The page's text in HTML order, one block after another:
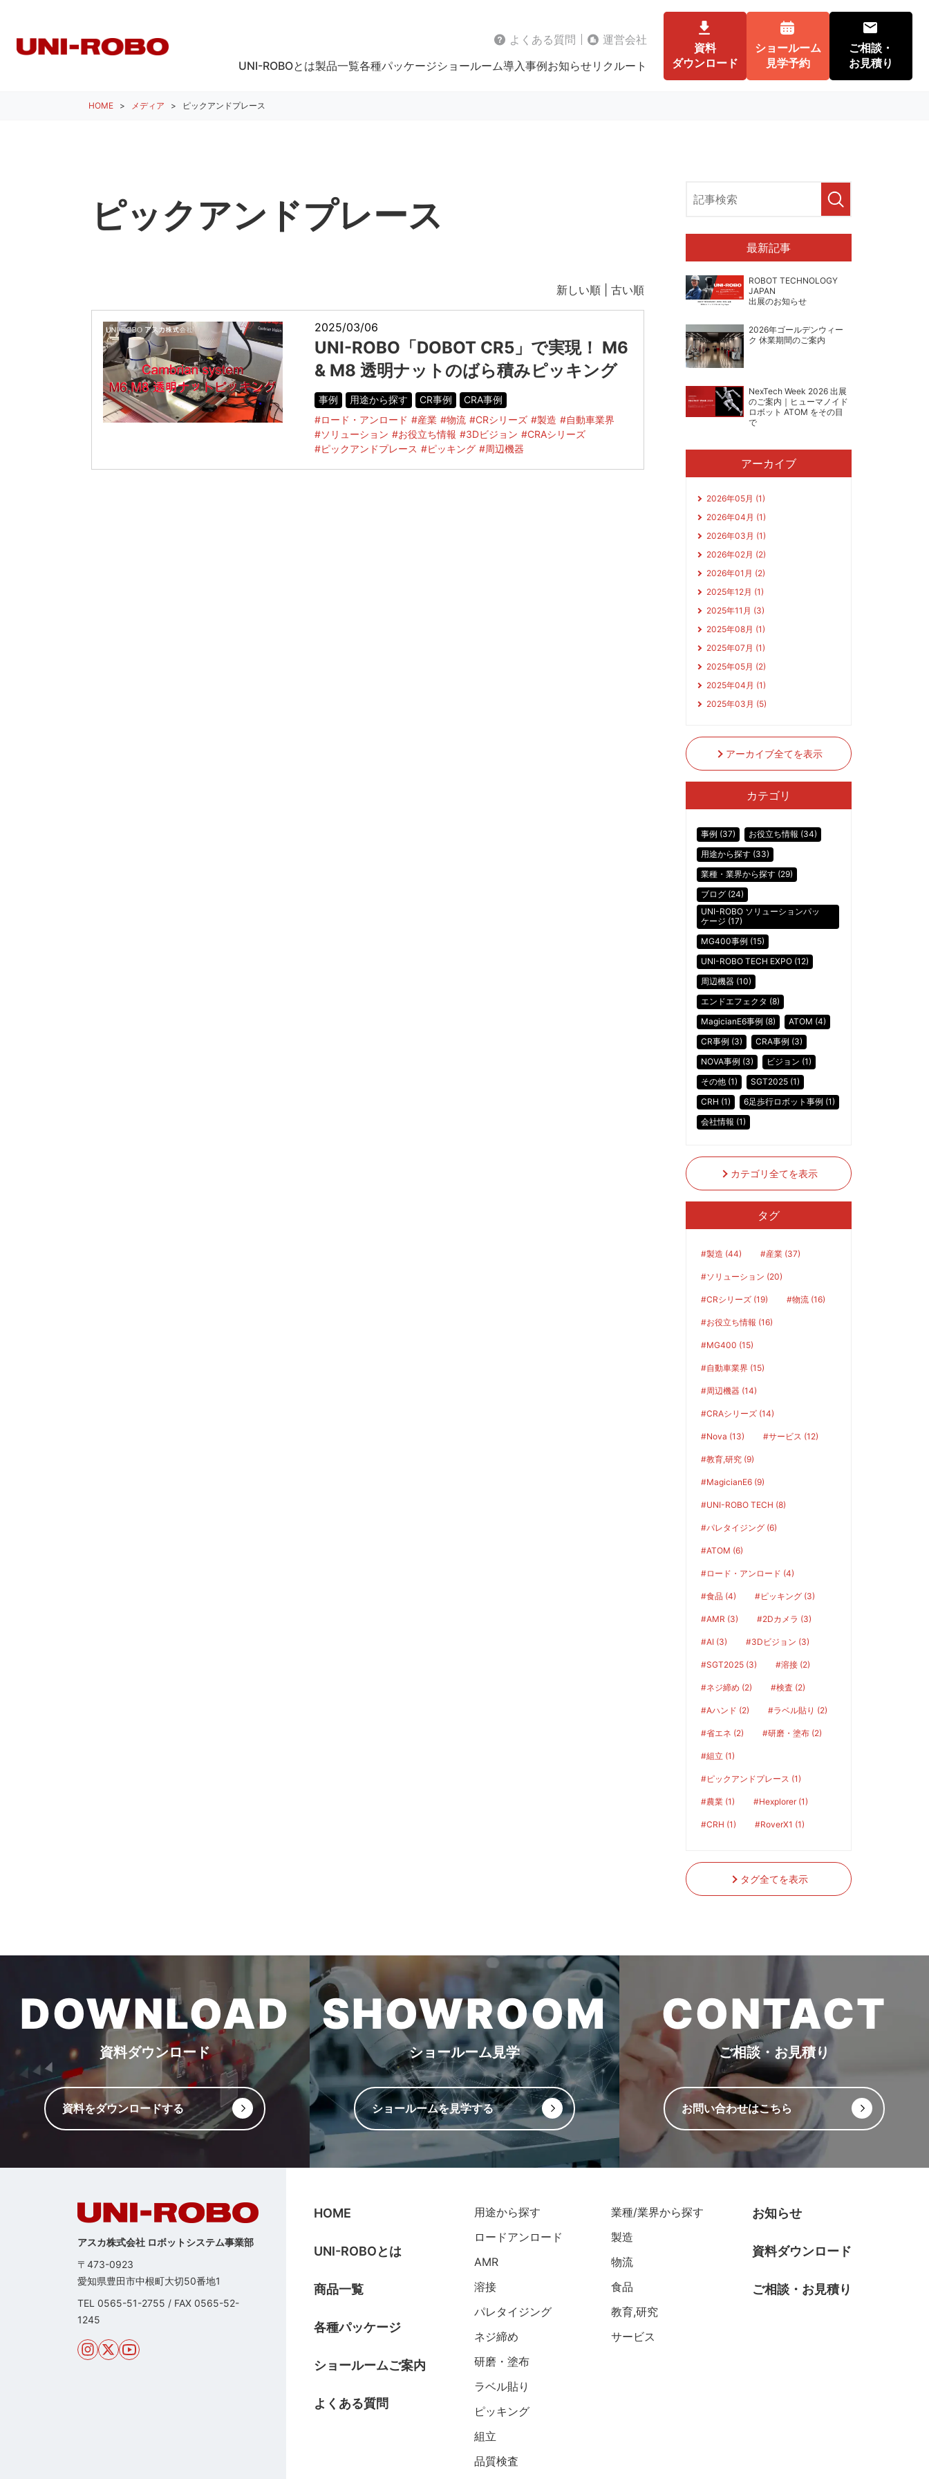
よくある質問
運営会社
UNI-ROBOとは製品一覧各種パッケージショールーム導入事例お知らせリクルート
資料
ダウンロード
ショールーム
見学予約
ご相談・
お見積り
HOME メディア ピックアンドプレース
ピックアンドプレース
新しい順 | 古い順
2025/03/06
UNI-ROBO「DOBOT CR5」で実現！ M6
& M8 透明ナットのばら積みピッキング
事例 用途から探す CR事例
CRA事例
#ロード・アンロード #産業 #物流 #CRシリーズ #製造 #自動車業界
#ソリューション #お役立ち情報 #3Dビジョン #CRAシリーズ
#ピックアンドプレース #ピッキング #周辺機器
最新記事
ROBOT TECHNOLOGY
JAPAN
出展のお知らせ
2026年ゴールデンウィー
ク 休業期間のご案内
NexTech Week 2026 出展
のご案内｜ヒューマノイド
ロボット ATOM をその目
で
アーカイブ
2026年05月 (1)
2026年04月 (1)
2026年03月 (1)
2026年02月 (2)
2026年01月 (2)
2025年12月 (1)
2025年11月 (3)
2025年08月 (1)
2025年07月 (1)
2025年05月 (2)
2025年04月 (1)
2025年03月 (5)
アーカイブ全てを表示
カテゴリ
事例 (37)
お役立ち情報 (34)
用途から探す (33)
業種・業界から探す (29)
ブログ (24)
UNI-ROBO ソリューションパッ
ケージ (17)
MG400事例 (15)
UNI-ROBO TECH EXPO (12)
周辺機器 (10)
エンドエフェクタ (8)
MagicianE6事例 (8)
ATOM (4)
CR事例 (3)
CRA事例 (3)
NOVA事例 (3)
ビジョン (1)
その他 (1)
SGT2025 (1)
CRH (1)
6足歩行ロボット事例 (1)
会社情報 (1)
カテゴリ全てを表示
タグ
#製造 (44) #産業 (37)
#ソリューション (20)
#CRシリーズ (19) #物流 (16)
#お役立ち情報 (16)
#MG400 (15)
#自動車業界 (15)
#周辺機器 (14)
#CRAシリーズ (14)
#Nova (13) #サービス (12)
#教育,研究 (9)
#MagicianE6 (9)
#UNI-ROBO TECH (8)
#パレタイジング (6)
#ATOM (6)
#ロード・アンロード (4)
#食品 (4) #ピッキング (3)
#AMR (3) #2Dカメラ (3)
#AI (3) #3Dビジョン (3)
#SGT2025 (3) #溶接 (2)
#ネジ締め (2) #検査 (2)
#Aハンド (2) #ラベル貼り (2)
#省エネ (2) #研磨・塗布 (2)
#組立 (1)
#ピックアンドプレース (1)
#農業 (1) #Hexplorer (1)
#CRH (1) #RoverX1 (1)
タグ全てを表示
DOWNLOAD
資料ダウンロード
資料をダウンロードする
SHOWROOM
ショールーム見学
ショールームを見学する
CONTACT
ご相談・お見積り
お問い合わせはこちら
アスカ株式会社 ロボットシステム事業部
〒473-0923
愛知県豊田市中根町大切50番地1
TEL 0565-51-2755 / FAX 0565-52-
1245
HOME
UNI-ROBOとは
商品一覧
各種パッケージ
ショールームご案内
よくある質問
用途から探す
ロードアンロード
AMR
溶接
パレタイジング
ネジ締め
研磨・塗布
ラベル貼り
ピッキング
組立
品質検査
業種/業界から探す
製造
物流
食品
教育,研究
サービス
お知らせ
資料ダウンロード
ご相談・お見積り